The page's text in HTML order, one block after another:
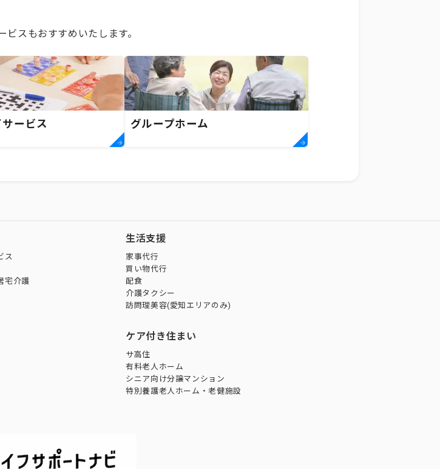
スもおすすめいたします。
ービス グループホーム
ス
宅介護
生活支援
家事代行
買い物代行
配食
介護タクシー
訪問理美容(愛知エリアのみ)
ケア付き住まい
サ高住
有料老人ホーム
シニア向け分譲マンション
特別養護老人ホーム・老健施設